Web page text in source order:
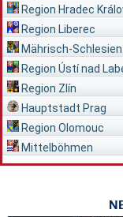
Region Hradec
Region Liberec
Mährisch-Schlesien
Region Ústí nad
Region Zlín
Hauptstadt Prag
Region Olomouc
Mittelböhmen